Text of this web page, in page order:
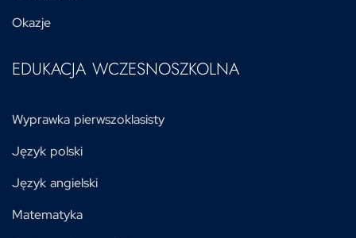
Okazje
EDUKACJA WCZESNOSZKOLNA
Wyprawka pierwszoklasisty
Język polski
Język angielski
Matematyka